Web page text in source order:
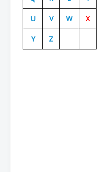
Batailles
Les As
Cahiers des As
U V W X
Y Z